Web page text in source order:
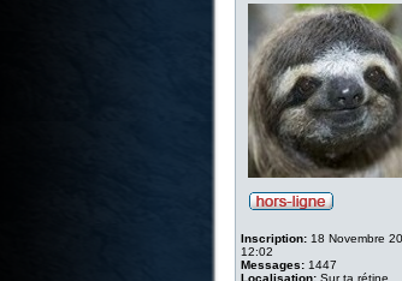
Inscription:18 Novembre
12:02
Messages:1447
Localisation:Sur ta rétine